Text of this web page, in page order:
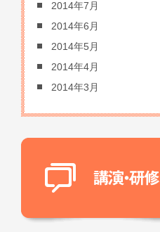
2014年7月
2014年6月
2014年5月
2014年4月
2014年3月